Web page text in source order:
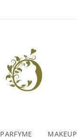
PARFYME MAKEUP